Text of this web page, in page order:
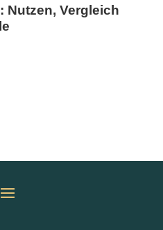
Nutzen, Vergleich